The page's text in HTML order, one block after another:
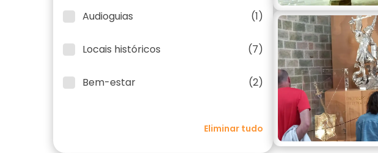
Audioguias (1)
Locais históricos (7)
Bem-estar (2)
Eliminar tudo